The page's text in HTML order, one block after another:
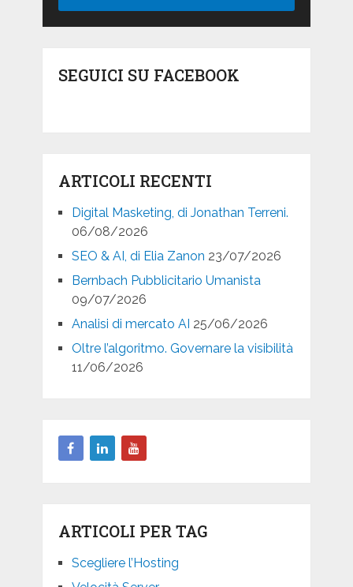
SEGUICI SU FACEBOOK
ARTICOLI RECENTI
Digital Masketing, di Jonathan Terreni.
06/08/2026
SEO & AI, di Elia Zanon 23/07/2026
Bernbach Pubblicitario Umanista
09/07/2026
Analisi di mercato AI 25/06/2026
Oltre l’algoritmo. Governare la visibilità
11/06/2026
ARTICOLI PER TAG
Scegliere l’Hosting